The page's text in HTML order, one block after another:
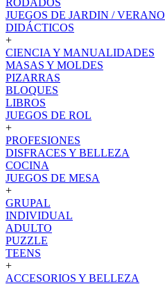
RODADOS
JUEGOS DE JARDIN / VERANO
DIDÁCTICOS
+
CIENCIA Y MANUALIDADES
MASAS Y MOLDES
PIZARRAS
BLOQUES
LIBROS
JUEGOS DE ROL
+
PROFESIONES
DISFRACES Y BELLEZA
COCINA
JUEGOS DE MESA
+
GRUPAL
INDIVIDUAL
ADULTO
PUZZLE
TEENS
+
ACCESORIOS Y BELLEZA